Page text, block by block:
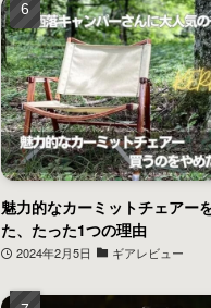
魅力的なカーミットチェアー
た、たった1つの理由
2024年2月5日 ギアレビュー